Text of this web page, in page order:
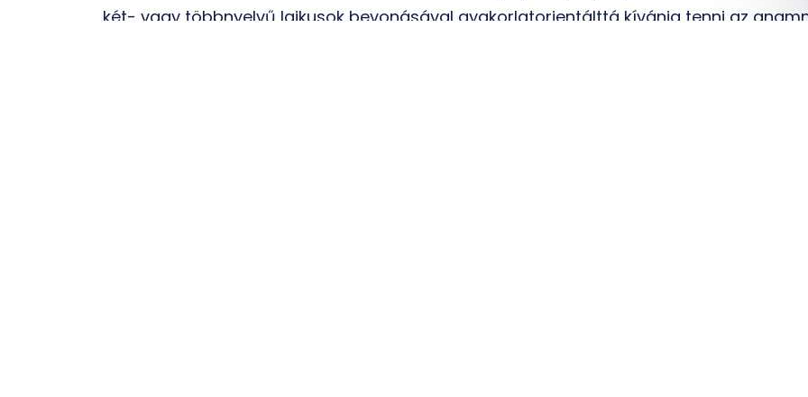
két- vagy többnyelvű laikusok bevonásával gyakorlatorientálttá kívánja tenni az